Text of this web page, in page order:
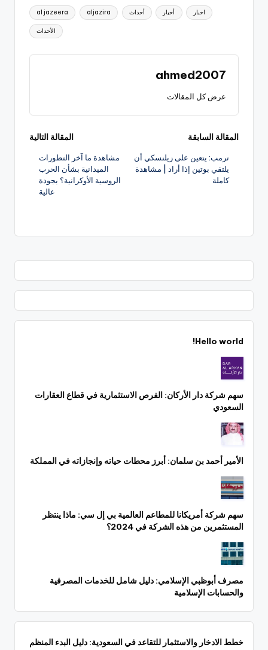
العلامات:
al jazeera aljazira أحداث أخبار اخبار
الأحداث
ahmed2007
عرض كل المقالات
تصفّح
المقالات
المقالة السابقة
ترمب: يتعين على زيلنسكي أن
يلتقي بوتين إذا أراد | مشاهدة
كاملة
المقالة التالية
مشاهدة ما آخر التطورات
الميدانية بشأن الحرب
الروسية الأوكرانية؟ بجودة
عالية
Hello world!
سهم شركة دار الأركان: الفرص الاستثمارية في قطاع العقارات
السعودي
الأمير أحمد بن سلمان: أبرز محطات حياته وإنجازاته في المملكة
سهم شركة أمريكانا للمطاعم العالمية بي إل سي: ماذا ينتظر
المستثمرين من هذه الشركة في 2024؟
مصرف أبوظبي الإسلامي: دليل شامل للخدمات المصرفية
والحسابات الإسلامية
خطط الادخار والاستثمار للتقاعد في السعودية: دليل البدء المنظم